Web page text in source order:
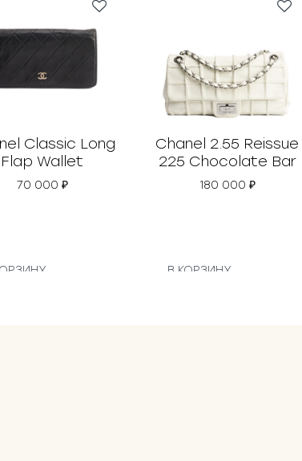
Classic Long
Flap Wallet
70 000 ₽
Chanel 2.55 Reissue
225 Chocolate Bar
180 000 ₽
В КОРЗИНУ